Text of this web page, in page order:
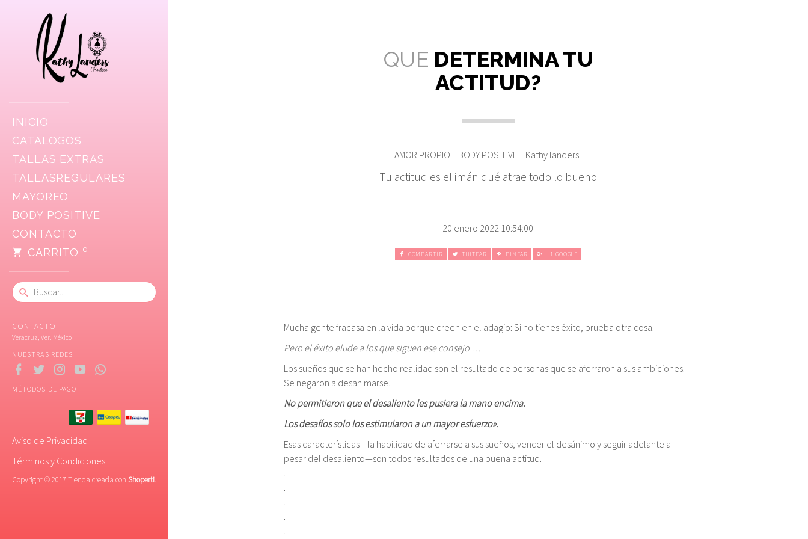
INICIO
CATALOGOS
TALLAS EXTRAS
TALLASREGULARES
MAYOREO
BODY POSITIVE
CONTACTO
CARRITO 0
CONTACTO
Veracruz, Ver. México
NUESTRAS REDES
MÉTODOS DE PAGO
Aviso de Privacidad
Términos y Condiciones
Copyright © 2017 Tienda creada con Shoperti.
QUE DETERMINA TU
ACTITUD?
AMOR PROPIO BODY POSITIVE Kathy landers
Tu actitud es el imán qué atrae todo lo bueno
20 enero 2022 10:54:00
COMPARTIR TUITEAR PINEAR +1 GOOGLE
Mucha gente fracasa en la vida porque creen en el adagio: Si no tienes éxito, prueba otra cosa.
Pero el éxito elude a los que siguen ese consejo …
Los sueños que se han hecho realidad son el resultado de personas que se aferraron a sus ambiciones.
Se negaron a desanimarse.
No permitieron que el desaliento les pusiera la mano encima.
Los desafíos solo los estimularon a un mayor esfuerzo».
Esas características—la habilidad de aferrarse a sus sueños, vencer el desánimo y seguir adelante a
pesar del desaliento—son todos resultados de una buena actitud.
.
.
.
.
.